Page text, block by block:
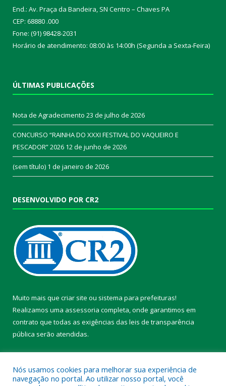
End.: Av. Praça da Bandeira, SN Centro – Chaves PA
CEP: 68880 .000
Fone: (91) 98428-2031
Horário de atendimento: 08:00 às 14:00h (Segunda a Sexta-Feira)
ÚLTIMAS PUBLICAÇÕES
Nota de Agradecimento 23 de julho de 2026
CONCURSO “RAINHA DO XXXI FESTIVAL DO VAQUEIRO E
PESCADOR” 2026 12 de junho de 2026
(sem título) 1 de janeiro de 2026
DESENVOLVIDO POR CR2
Muito mais que criar site ou sistema para prefeituras!
Realizamos uma assessoria completa, onde garantimos em
contrato que todas as exigências das leis de transparência
pública serão atendidas.
Nós usamos cookies para melhorar sua experiência de
navegação no portal. Ao utilizar nosso portal, você